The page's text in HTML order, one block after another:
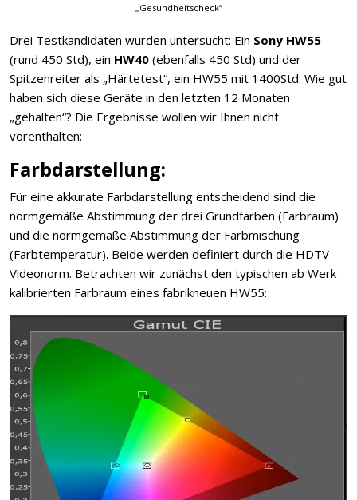
„Gesundheitscheck“
Drei Testkandidaten wurden untersucht: Ein Sony HW55
(rund 450 Std), ein HW40 (ebenfalls 450 Std) und der
Spitzenreiter als „Härtetest“, ein HW55 mit 1400Std. Wie gut
haben sich diese Geräte in den letzten 12 Monaten
„gehalten“? Die Ergebnisse wollen wir Ihnen nicht
vorenthalten:
Farbdarstellung:
Für eine akkurate Farbdarstellung entscheidend sind die
normgemäße Abstimmung der drei Grundfarben (Farbraum)
und die normgemäße Abstimmung der Farbmischung
(Farbtemperatur). Beide werden definiert durch die HDTV-
Videonorm. Betrachten wir zunächst den typischen ab Werk
kalibrierten Farbraum eines fabrikneuen HW55: